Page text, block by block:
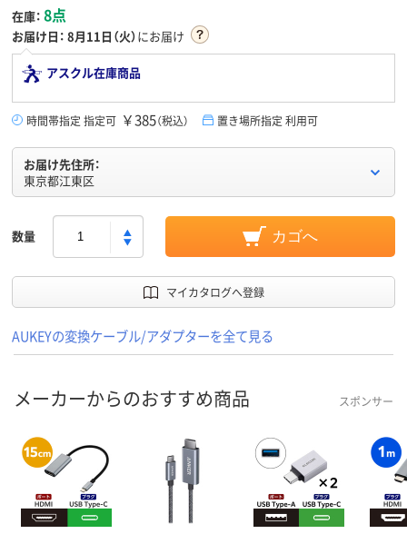
在庫： 8点
お届け日： 8月11日（火）にお届け
アスクル在庫商品
時間帯指定 指定可 ￥385（税込） 置き場所指定 利用可
お届け先住所：
東京都江東区
数量 カゴへ
マイカタログへ登録
AUKEYの変換ケーブル/アダプターを全て見る
メーカーからのおすすめ商品 スポンサー